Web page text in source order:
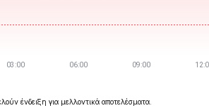
ένδειξη για μελλοντικά αποτελέσματα.